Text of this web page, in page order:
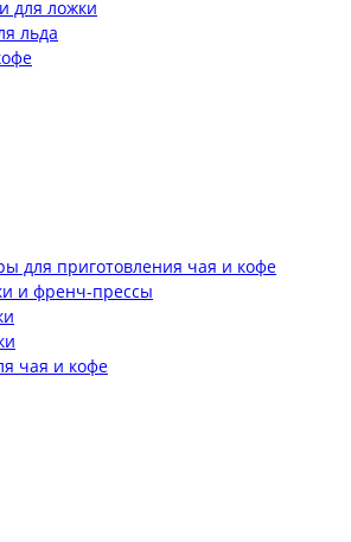
для ложки
льда
для приготовления чая и кофе
и френч-прессы
чая и кофе